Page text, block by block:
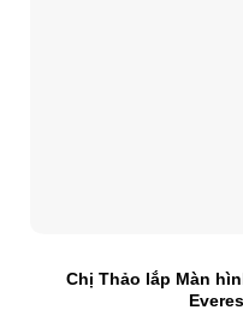
Chị Thảo lắp Màn